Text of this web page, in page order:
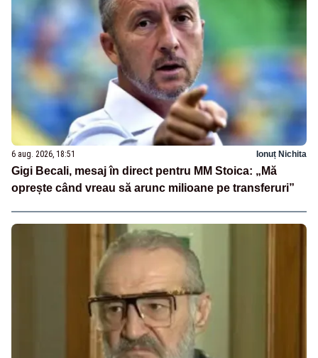
6 aug. 2026, 18:51 Ionuț Nichita
Gigi Becali, mesaj în direct pentru MM Stoica: „Mă
oprește când vreau să arunc milioane pe transferuri”